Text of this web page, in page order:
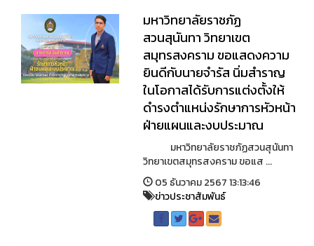
มหาวิทยาลัยราชภัฏ
สวนสุนันทา วิทยาเขต
สมุทรสงคราม ขอแสดงความ
ยินดีกับนายจำรัส นิ่มสำราญ
ในโอกาสได้รับการแต่งตั้งให้
ดำรงตำแหน่งรักษาการหัวหน้า
ฝ่ายแผนและงบประมาณ
มหาวิทยาลัยราชภัฏสวนสุนันทา
วิทยาเขตสมุทรสงคราม ขอแส ...
05 ธันวาคม 2567 13:13:46
ข่าวประชาสัมพันธ์